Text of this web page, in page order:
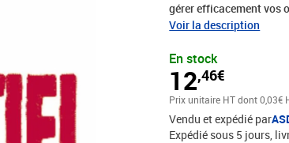
gérer efficacement vos
encreur formule
bureau. Le texte rouge
compatible avec les
personnalisation sur la
parfait de l'empreinte.L x
Voir la description
En stock
12,46€
Prix unitaire HTdont 0,03€
Vendu et expédié par
Expédié sous 5 jours